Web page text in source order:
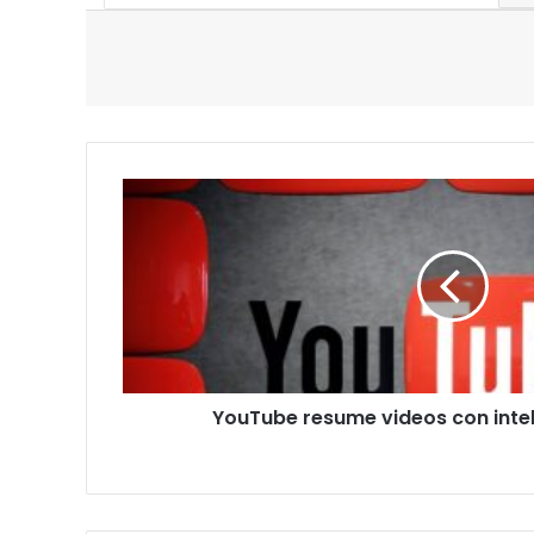
YouTube
inteligencia
YouTube resume videos con